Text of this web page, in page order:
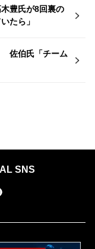
豊氏が8回裏の
たら」
佐伯氏「チーム
SNS